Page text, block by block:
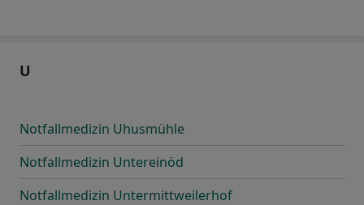
U
Notfallmedizin Uhusmühle
Notfallmedizin Untereinöd
Notfallmedizin Untermittweilerhof